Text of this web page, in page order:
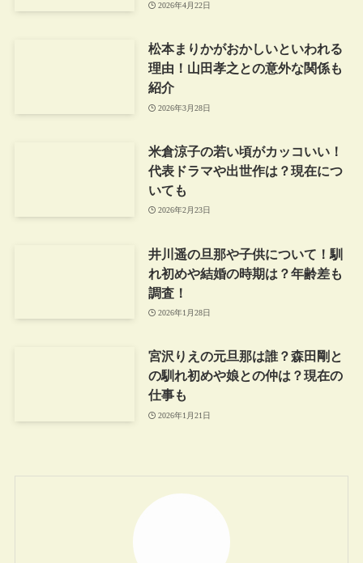
2026年4月22日
松本まりかがおかしいといわれる
理由！山田孝之との意外な関係も
紹介
2026年3月28日
米倉涼子の若い頃がカッコいい！
代表ドラマや出世作は？現在につ
いても
2026年2月23日
井川遥の旦那や子供について！馴
れ初めや結婚の時期は？年齢差も
調査！
2026年1月28日
宮沢りえの元旦那は誰？森田剛と
の馴れ初めや娘との仲は？現在の
仕事も
2026年1月21日